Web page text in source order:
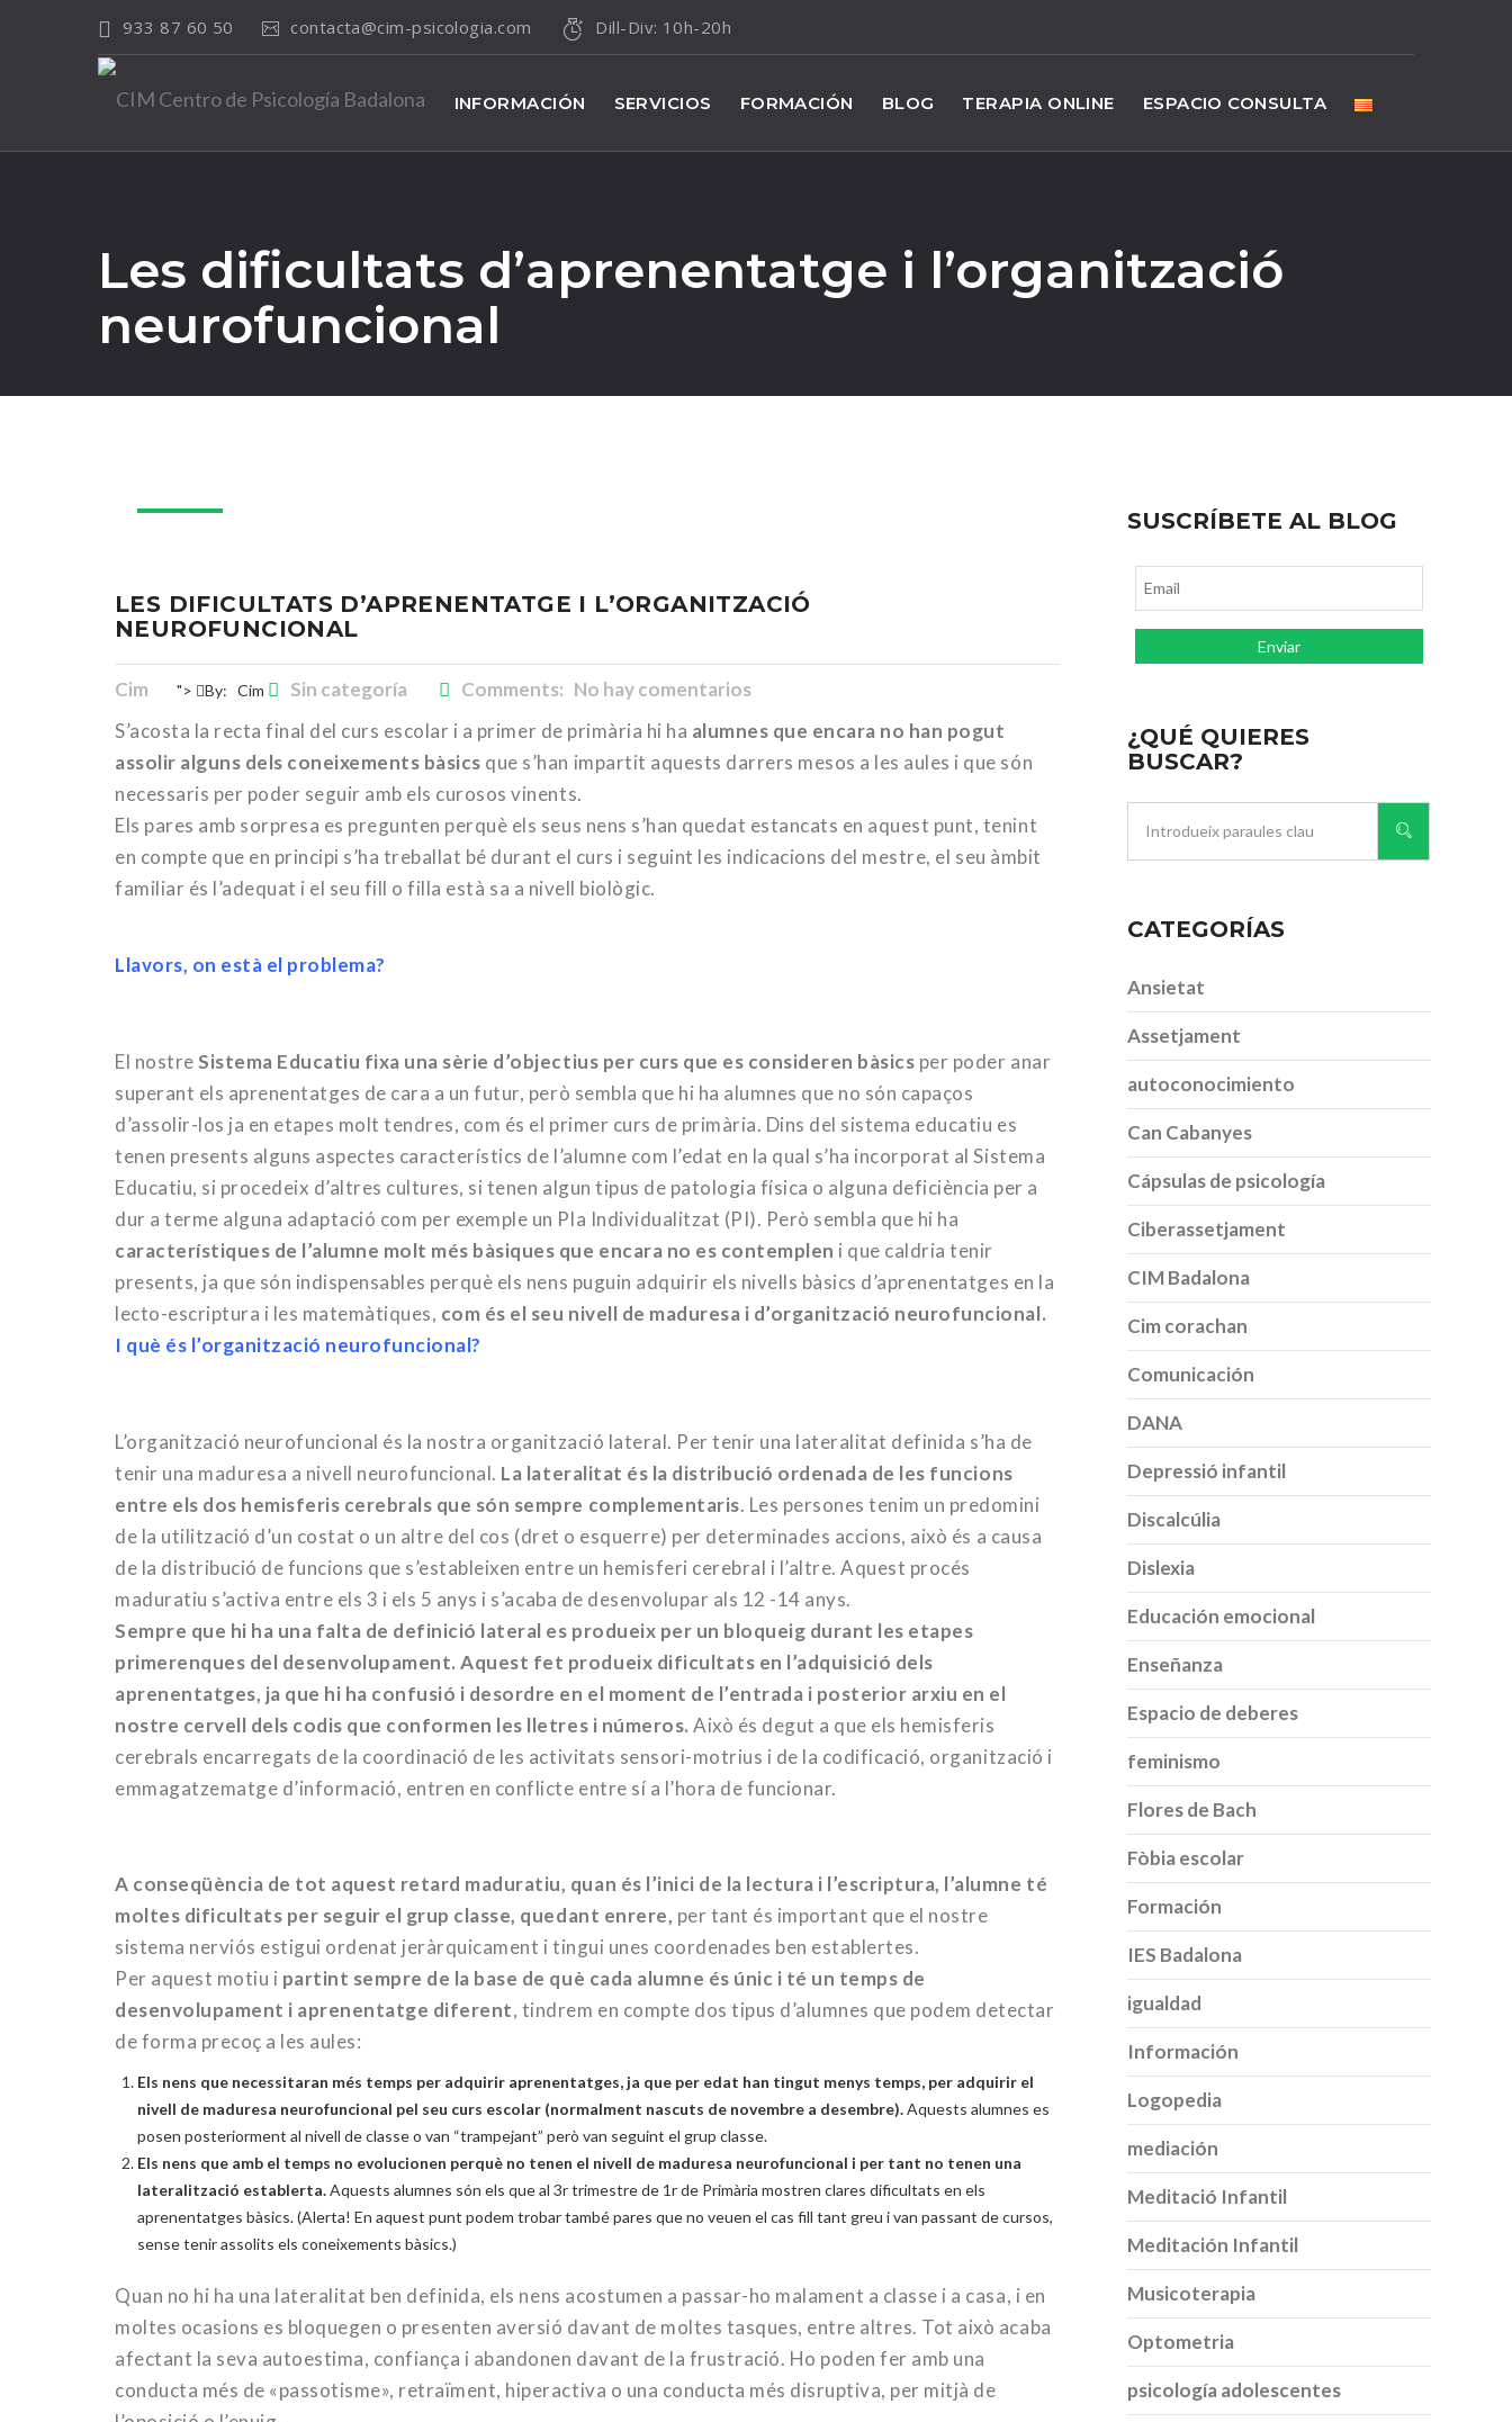
933 87 60 50 contacta@cim-psicologia.com Dill-Div: 10h-20h
INFORMACIÓN SERVICIOS FORMACIÓN BLOG TERAPIA ONLINE ESPACIO CONSULTA
Les dificultats d’aprenentatge i l’organització
neurofuncional
LES DIFICULTATS D’APRENENTATGE I L’ORGANITZACIÓ
NEUROFUNCIONAL
Cim "> By: Cim Sin categoría
Comments: No hay comentarios
S’acosta la recta final del curs escolar i a primer de primària hi ha alumnes que encara no han pogut
assolir alguns dels coneixements bàsics que s’han impartit aquests darrers mesos a les aules i que són
necessaris per poder seguir amb els curosos vinents.
Els pares amb sorpresa es pregunten perquè els seus nens s’han quedat estancats en aquest punt, tenint
en compte que en principi s’ha treballat bé durant el curs i seguint les indicacions del mestre, el seu àmbit
familiar és l’adequat i el seu fill o filla està sa a nivell biològic.
Llavors, on està el problema?
El nostreSistema Educatiu fixa una sèrie d’objectius per curs que es consideren bàsics per poder anar
superant els aprenentatges de cara a un futur, però sembla que hi ha alumnes que no són capaços
d’assolir-los ja en etapes molt tendres, com és el primer curs de primària. Dins del sistema educatiu es
tenen presents alguns aspectes característics de l’alumne com l’edat en la qual s’ha incorporat al Sistema
Educatiu, si procedeix d’altres cultures, si tenen algun tipus de patologia física o alguna deficiència per a
dur a terme alguna adaptació com per exemple un Pla Individualitzat (PI). Però sembla que hi ha
característiques de l’alumne molt més bàsiques que encara no es contemplen i que caldria tenir
presents, ja que són indispensables perquè els nens puguin adquirir els nivells bàsics d’aprenentatges en la
lecto-escriptura i les matemàtiques, com és el seu nivell de maduresa i d’organització neurofuncional.
I què és l’organització neurofuncional?
L’organització neurofuncional és la nostra organització lateral. Per tenir una lateralitat definida s’ha de
tenir una maduresa a nivell neurofuncional. La lateralitat és la distribució ordenada de les funcions
entre els dos hemisferis cerebrals que són sempre complementaris. Les persones tenim un predomini
de la utilització d’un costat o un altre del cos (dret o esquerre) per determinades accions, això és a causa
de la distribució de funcions que s’estableixen entre un hemisferi cerebral i l’altre. Aquest procés
maduratiu s’activa entre els 3 i els 5 anys i s’acaba de desenvolupar als 12 -14 anys.
Sempre que hi ha una falta de definició lateral es produeix per un bloqueig durant les etapes
primerenques del desenvolupament. Aquest fet produeix dificultats en l’adquisició dels
aprenentatges, ja que hi ha confusió i desordre en el moment de l’entrada i posterior arxiu en el
nostre cervell dels codis que conformen les lletres i números. Això és degut a que els hemisferis
cerebrals encarregats de la coordinació de les activitats sensori-motrius i de la codificació, organització i
emmagatzematge d’informació, entren en conflicte entre sí a l’hora de funcionar.
A conseqüència de tot aquest retard maduratiu, quan és l’inici de la lectura i l’escriptura, l’alumne té
moltes dificultats per seguir el grup classe, quedant enrere, per tant és important que el nostre
sistema nerviós estigui ordenat jeràrquicament i tingui unes coordenades ben establertes.
Per aquest motiu i partint sempre de la base de què cada alumne és únic i té un temps de
desenvolupament i aprenentatge diferent, tindrem en compte dos tipus d’alumnes que podem detectar
de forma precoç a les aules:
Els nens que necessitaran més temps per adquirir aprenentatges, ja que per edat han tingut menys temps, per adquirir el
nivell de maduresa neurofuncional pel seu curs escolar (normalment nascuts de novembre a desembre).Aquests alumnes es
posen posteriorment al nivell de classe o van “trampejant” però van seguint el grup classe.
Els nens que amb el temps no evolucionen perquè no tenen el nivell de maduresa neurofuncional i per tant no tenen una
lateralització establerta.Aquests alumnes són els que al 3r trimestre de 1r de Primària mostren clares dificultats en els
aprenentatges bàsics. (Alerta! En aquest punt podem trobar també pares que no veuen el cas fill tant greu i van passant de cursos,
sense tenir assolits els coneixements bàsics.)
Quan no hi ha una lateralitat ben definida, els nens acostumen a passar-ho malament a classe i a casa, i en
moltes ocasions es bloquegen o presenten aversió davant de moltes tasques, entre altres. Tot això acaba
afectant la seva autoestima, confiança i abandonen davant de la frustració. Ho poden fer amb una
conducta més de «passotisme», retraïment, hiperactiva o una conducta més disruptiva, per mitjà de
SUSCRÍBETE AL BLOG
¿QUÉ QUIERES
BUSCAR?
CATEGORÍAS
Ansietat
Assetjament
autoconocimiento
Can Cabanyes
Cápsulas de psicología
Ciberassetjament
CIM Badalona
Cim corachan
Comunicación
DANA
Depressió infantil
Discalcúlia
Dislexia
Educación emocional
Enseñanza
Espacio de deberes
feminismo
Flores de Bach
Fòbia escolar
Formación
IES Badalona
igualdad
Información
Logopedia
mediación
Meditació Infantil
Meditación Infantil
Musicoterapia
Optometria
psicología adolescentes